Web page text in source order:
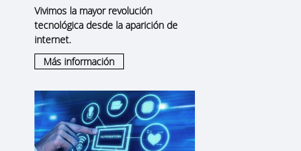
Vivimos la mayor revolución
tecnológica desde la aparición de
internet.
Más información